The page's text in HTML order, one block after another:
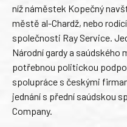
níž náměstek Kopečný
městě al-Chardž, nebo
společnosti Ray Service.
Národní gardy a
potřebnou politickou
spolupráce s českými
jednání s přední saúdskou
Company.